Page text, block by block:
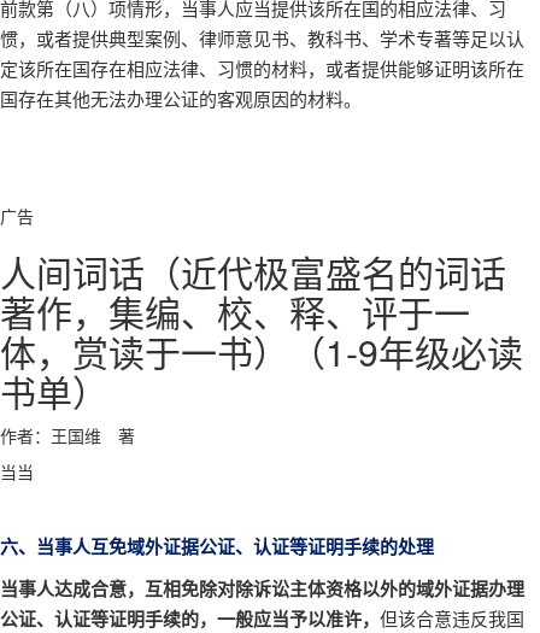
前款第（八）项情形，当事人应当提供该所在国的相应法律、习
惯，或者提供典型案例、律师意见书、教科书、学术专著等足以认
定该所在国存在相应法律、习惯的材料，或者提供能够证明该所在
国存在其他无法办理公证的客观原因的材料。
广告
人间词话（近代极富盛名的词话
著作，集编、校、释、评于一
体，赏读于一书）（1-9年级必读
书单）
作者：王国维 著
当当
六、当事人互免域外证据公证、认证等证明手续的处理
当事人达成合意，互相免除对除诉讼主体资格以外的域外证据办理
公证、认证等证明手续的，一般应当予以准许， 但该合意违反我国